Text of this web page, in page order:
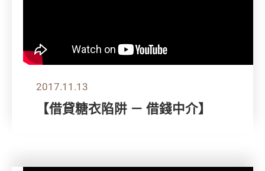
2017.11.13
【借貸糖衣陷阱 － 借錢中介】